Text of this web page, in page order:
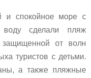
и спокойное море с
сделали пляж
от волн
туристов с детьми.
а также пляжные